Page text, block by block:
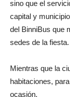
sino que el
capital y
del BinniBus que
sedes de la fiesta.
Mientras que la
habitaciones,
ocasión.